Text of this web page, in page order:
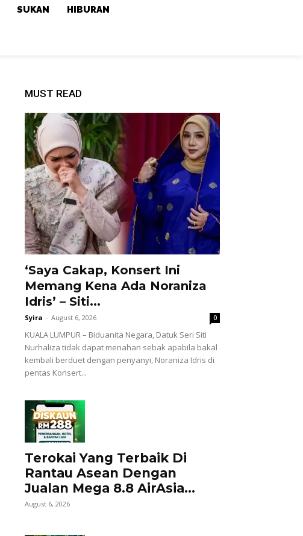
SUKAN
HIBURAN
MUST READ
‘Saya Cakap, Konsert Ini
Memang Kena Ada Noraniza
Idris’ – Siti...
Syira - August 6, 2026 0
KUALA LUMPUR – Biduanita Negara, Datuk Seri Siti
Nurhaliza tidak dapat menahan sebak apabila bakal
kembali berduet dengan penyanyi, Noraniza Idris di
pentas Konsert...
Terokai Yang Terbaik Di
Rantau Asean Dengan
Jualan Mega 8.8 AirAsia...
August 6, 2026